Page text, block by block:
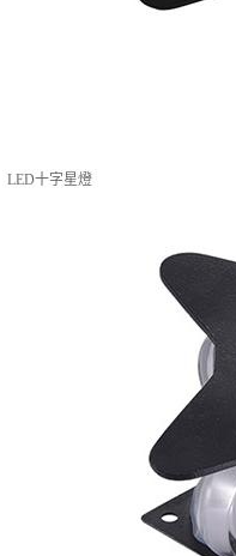
LED十字星燈